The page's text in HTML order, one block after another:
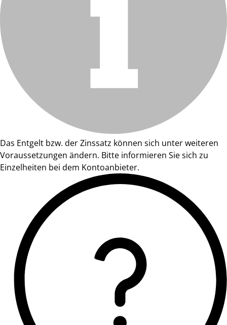
Das Entgelt bzw. der Zinssatz können sich unter weiteren
Voraussetzungen ändern. Bitte informieren Sie sich zu
Einzelheiten bei dem Kontoanbieter.